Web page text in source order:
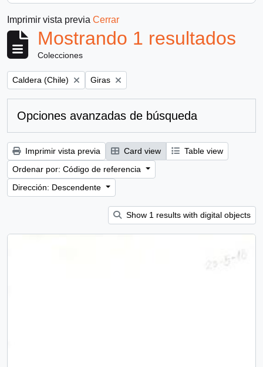
Imprimir vista previa Cerrar
Mostrando 1 resultados
Colecciones
Remove filter:
Caldera (Chile) Remove filter:
Giras
Opciones avanzadas de búsqueda
Imprimir vista previa Card view
Table view
Ordenar por: Código de referencia
Dirección: Descendente
Show 1 results with digital objects